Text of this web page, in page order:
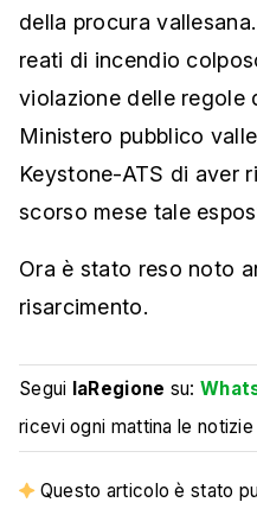
della procura
reati di incendio
violazione delle regole
Ministero pubblico
Keystone-ATS di aver
scorso mese tale
Ora è stato reso noto
risarcimento.
Segui laRegione su:
ricevi ogni mattina le notizie
Questo articolo è stato